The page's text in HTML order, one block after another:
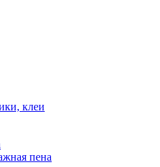
клеи
пена